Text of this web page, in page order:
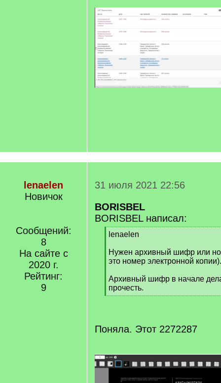
lenaelen
Новичок
Сообщений:
8
На сайте с
2020 г.
Рейтинг:
9
31 июля 2021 22:56
BORISBEL
BORISBEL написал:
[
]
lenaelen
Нужен архивный шифр или
это номер электронной копии).
Архивный шифр в начале
прочесть.
[
Поняла. Этот 2272287